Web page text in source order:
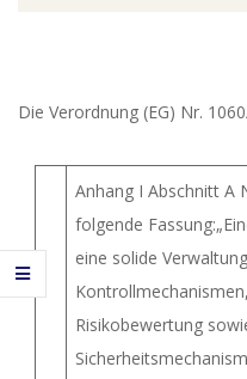
Die Verordnung (EG) Nr.
Anhang I Abschnitt A
folgende
eine solide
Risikobewertung